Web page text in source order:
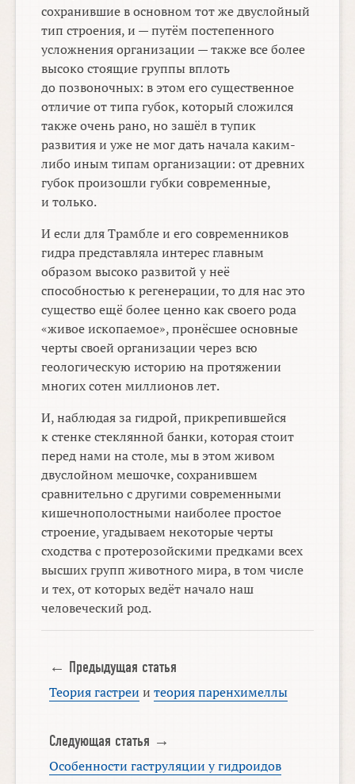
сохранившие в основном тот же двуслойный
тип строения, и — путём постепенного
усложнения организации — также все более
высоко стоящие группы вплоть
до позвоночных: в этом его существенное
отличие от типа губок, который сложился
также очень рано, но зашёл в тупик
развития и уже не мог дать начала каким-
либо иным типам организации: от древних
губок произошли губки современные,
и только.
И если для Трамбле и его современников
гидра представляла интерес главным
образом высоко развитой у неё
способностью к регенерации, то для нас это
существо ещё более ценно как своего рода
«живое ископаемое», пронёсшее основные
черты своей организации через всю
геологическую историю на протяжении
многих сотен миллионов лет.
И, наблюдая за гидрой, прикрепившейся
к стенке стеклянной банки, которая стоит
перед нами на столе, мы в этом живом
двуслойном мешочке, сохранившем
сравнительно с другими современными
кишечнополостными наиболее простое
строение, угадываем некоторые черты
сходства с протерозойскими предками всех
высших групп животного мира, в том числе
и тех, от которых ведёт начало наш
человеческий род.
← Предыдущая статья
Теория гастреи и теория паренхимеллы
Следующая статья →
Особенности гаструляции у гидроидов